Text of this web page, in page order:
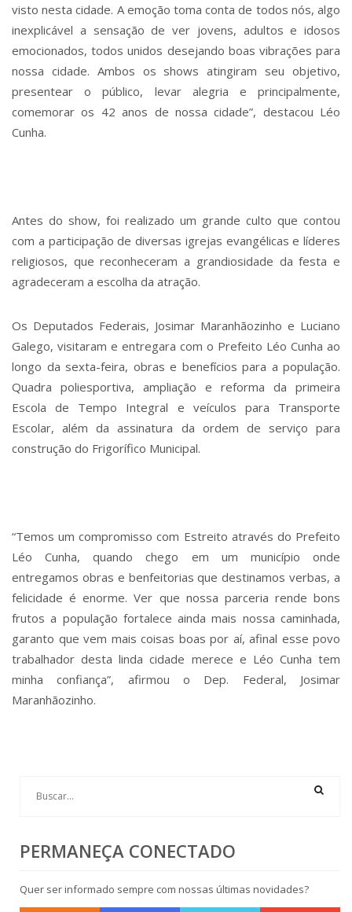
visto nesta cidade. A emoção toma conta de todos nós, algo
inexplicável a sensação de ver jovens, adultos e idosos
emocionados, todos unidos desejando boas vibrações para
nossa cidade. Ambos os shows atingiram seu objetivo,
presentear o público, levar alegria e principalmente,
comemorar os 42 anos de nossa cidade”, destacou Léo
Cunha.
Antes do show, foi realizado um grande culto que contou
com a participação de diversas igrejas evangélicas e líderes
religiosos, que reconheceram a grandiosidade da festa e
agradeceram a escolha da atração.
Os Deputados Federais, Josimar Maranhãozinho e Luciano
Galego, visitaram e entregara com o Prefeito Léo Cunha ao
longo da sexta-feira, obras e benefícios para a população.
Quadra poliesportiva, ampliação e reforma da primeira
Escola de Tempo Integral e veículos para Transporte
Escolar, além da assinatura da ordem de serviço para
construção do Frigorífico Municipal.
“Temos um compromisso com Estreito através do Prefeito
Léo Cunha, quando chego em um município onde
entregamos obras e benfeitorias que destinamos verbas, a
felicidade é enorme. Ver que nossa parceria rende bons
frutos a população fortalece ainda mais nossa caminhada,
garanto que vem mais coisas boas por aí, afinal esse povo
trabalhador desta linda cidade merece e Léo Cunha tem
minha confiança”, afirmou o Dep. Federal, Josimar
Maranhãozinho.
PERMANEÇA CONECTADO
Quer ser informado sempre com nossas últimas novidades?